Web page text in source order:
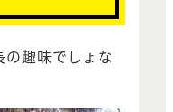
趣味でしょな